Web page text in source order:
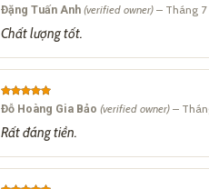
Rated 5
out of 5
Đặng Tuấn Anh (verified owner) – Tháng
Chất lượng tốt.
Rated5
out of 5
Đỗ Hoàng Gia Bảo (verified owner) –
Rất đáng tiền.